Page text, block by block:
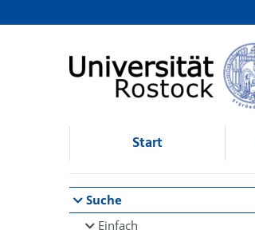
Browsen
direkt zum Inhalt
Start
Suche
Einfach